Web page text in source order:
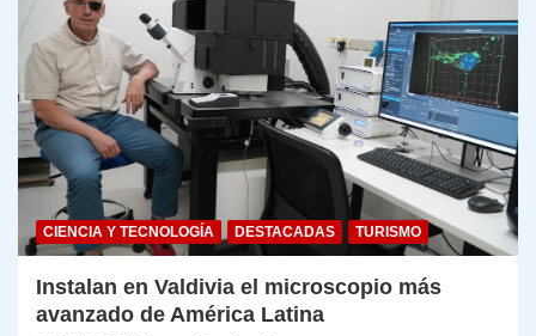
CIENCIA Y TECNOLOGÍA DESTACADAS TURISMO
Instalan en Valdivia el microscopio más
avanzado de América Latina